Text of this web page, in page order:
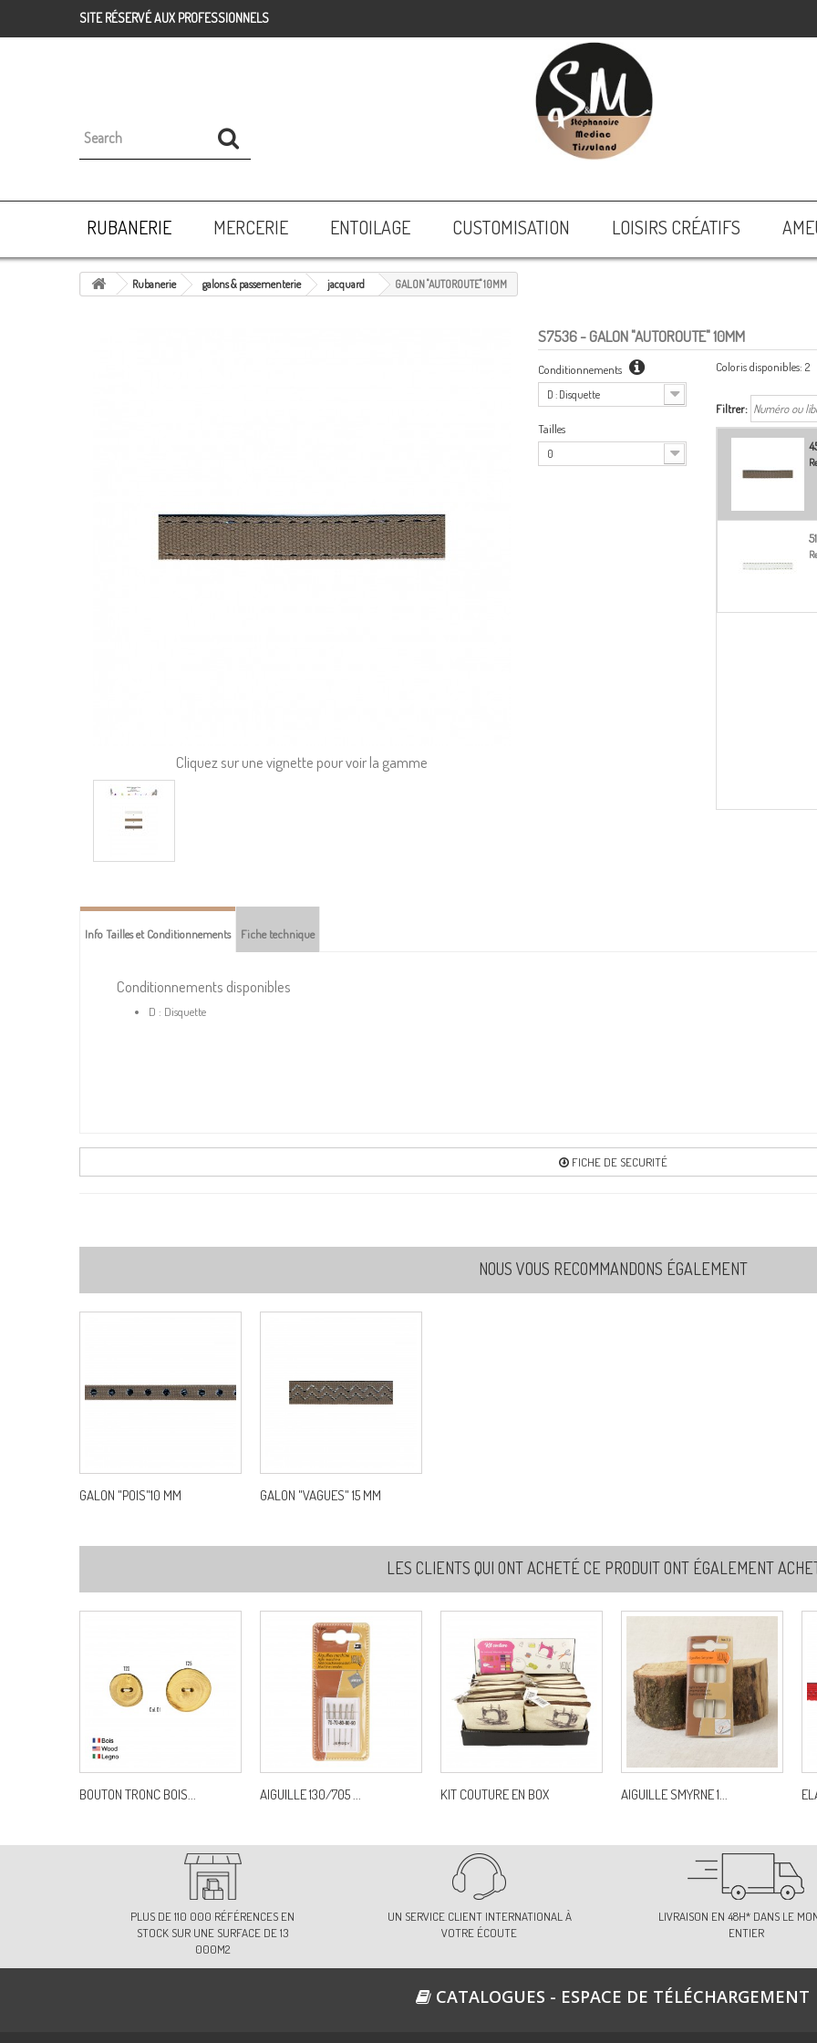
SITE RÉSERVÉ AUX PROFESSIONNELS
RUBANERIE MERCERIE ENTOILAGE CUSTOMISATION LOISIRS CRÉATIFS
Rubanerie galons & passementerie jacquard GALON "AUTOROUTE" 10MM
Cliquez sur une vignette pour voir la gamme
S7536- GALON "AUTOROUTE" 10MM
Conditionnements
D : Disquette
Tailles
0
Coloris disponibles: 2
Filtrer:
51
Info Tailles et Conditionnements Fiche technique
Conditionnements disponibles
D : Disquette
FICHE DE SECURITÉ
NOUS VOUS RECOMMANDONS ÉGALEMENT
GALON "POIS"10 MM GALON "VAGUES" 15 MM
LES CLIENTS QUI ONT ACHETÉ CE PRODUIT ONT ÉGALEMENT
BOUTON TRONC BOIS... AIGUILLE 130/705 ... KIT COUTURE EN BOX AIGUILLE SMYRNE 1...
PLUS DE 110 000 RÉFÉRENCES EN
STOCK SUR UNE SURFACE DE 13
000M2
UN SERVICE CLIENT INTERNATIONAL À
VOTRE ÉCOUTE
LIVRAISON EN 48H* DANS LE
ENTIER
CATALOGUES - ESPACE DE TÉLÉCHARGEMENT